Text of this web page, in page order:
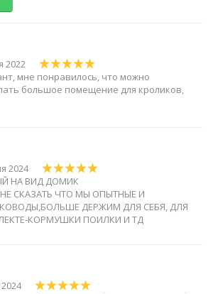
2022
мне понравилось, что можно
большое помещение для кроликов,
2024
НА ВИД ДОМИК
СКАЗАТЬ ЧТО МЫ ОПЫТНЫЕ И
ДЕРЖИМ ДЛЯ СЕБЯ, ДЛЯ
КОРМУШКИ ПОИЛКИ И ТД